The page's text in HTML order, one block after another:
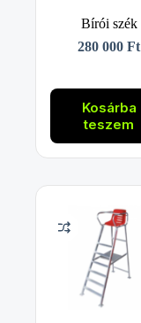
Bírói szék
280 000Ft
Kosárba
teszem